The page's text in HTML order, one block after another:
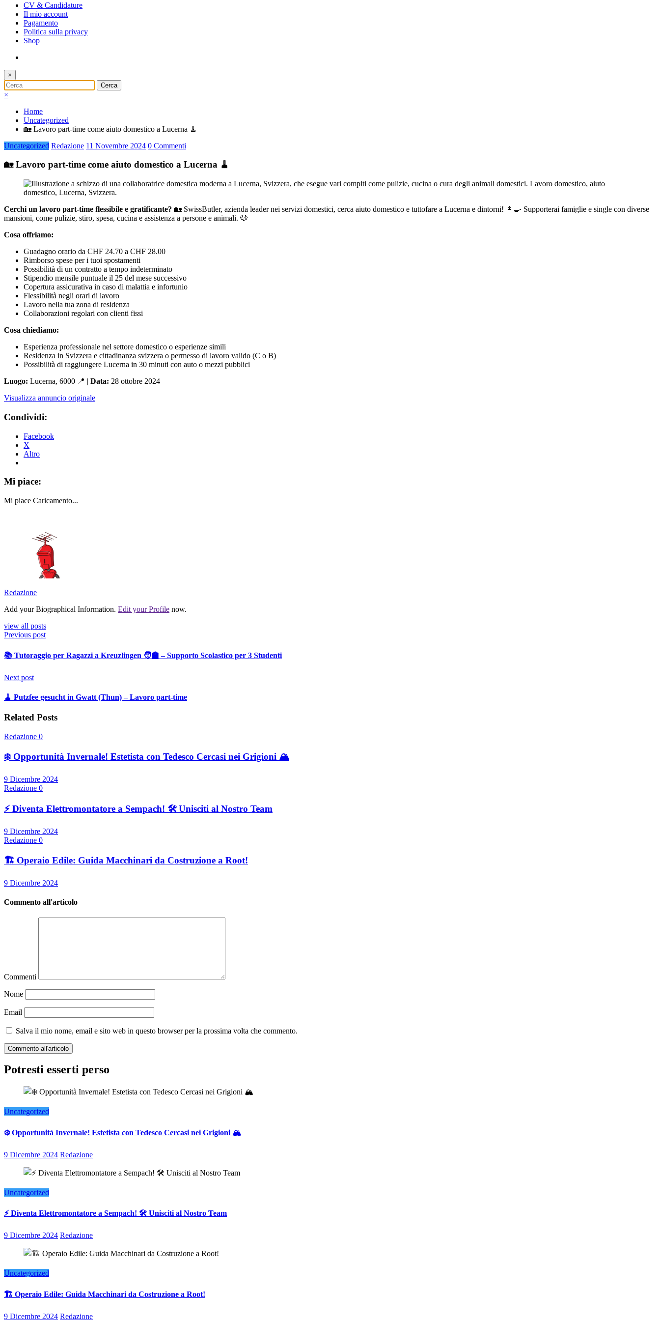
CV & Candidature
Il mio account
Pagamento
Politica sulla privacy
Shop
×
×
Home
Uncategorized
🏡 Lavoro part-time come aiuto domestico a Lucerna 🧹
Uncategorized Redazione 11 Novembre 2024 0 Commenti
🏡 Lavoro part-time come aiuto domestico a Lucerna 🧹
Cerchi un lavoro part-time flessibile e gratificante? 🏡 SwissButler, azienda leader nei servizi domestici, cerca aiuto domestico e tuttofare a Lucerna e dintorni! 👩‍🍳 Supporterai famiglie e single con diverse
mansioni, come pulizie, stiro, spesa, cucina e assistenza a persone e animali. 🐶
Cosa offriamo:
Guadagno orario da CHF 24.70 a CHF 28.00
Rimborso spese per i tuoi spostamenti
Possibilità di un contratto a tempo indeterminato
Stipendio mensile puntuale il 25 del mese successivo
Copertura assicurativa in caso di malattia e infortunio
Flessibilità negli orari di lavoro
Lavoro nella tua zona di residenza
Collaborazioni regolari con clienti fissi
Cosa chiediamo:
Esperienza professionale nel settore domestico o esperienze simili
Residenza in Svizzera e cittadinanza svizzera o permesso di lavoro valido (C o B)
Possibilità di raggiungere Lucerna in 30 minuti con auto o mezzi pubblici
Luogo: Lucerna, 6000 📍 | Data: 28 ottobre 2024
Visualizza annuncio originale
Condividi:
Facebook
X
Altro
Mi piace:
Mi piace Caricamento...
Redazione
Add your Biographical Information. Edit your Profile now.
view all posts
Previous post
📚 Tutoraggio per Ragazzi a Kreuzlingen 🧑‍🏫 – Supporto Scolastico per 3 Studenti
Next post
🧹 Putzfee gesucht in Gwatt (Thun) – Lavoro part-time
Related Posts
Redazione 0
❄️ Opportunità Invernale! Estetista con Tedesco Cercasi nei Grigioni 🏔️
9 Dicembre 2024
Redazione 0
⚡ Diventa Elettromontatore a Sempach! 🛠️ Unisciti al Nostro Team
9 Dicembre 2024
Redazione 0
🏗️ Operaio Edile: Guida Macchinari da Costruzione a Root!
9 Dicembre 2024
Commento all'articolo
Commenti
Nome
Email
Salva il mio nome, email e sito web in questo browser per la prossima volta che commento.
Potresti esserti perso
Uncategorized
❄️ Opportunità Invernale! Estetista con Tedesco Cercasi nei Grigioni 🏔️
9 Dicembre 2024 Redazione
Uncategorized
⚡ Diventa Elettromontatore a Sempach! 🛠️ Unisciti al Nostro Team
9 Dicembre 2024 Redazione
Uncategorized
🏗️ Operaio Edile: Guida Macchinari da Costruzione a Root!
9 Dicembre 2024 Redazione